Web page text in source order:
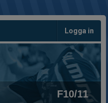
Logga in
F10/11